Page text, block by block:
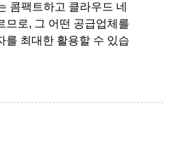
콤팩트하고 클라우드 네
므로, 그 어떤 공급업체를
를 최대한 활용할 수 있습